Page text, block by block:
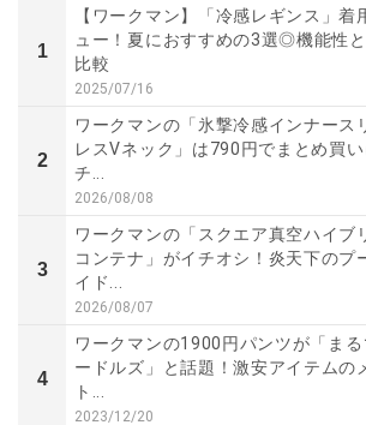
1
【ワークマン】「冷感レギンス」着
ュー！夏におすすめの3選◎機能性
比較
2025/07/16
2
ワークマンの「氷撃冷感インナース
レスVネック」は790円でまとめ買い
チ...
2026/08/08
3
ワークマンの「スクエア真空ハイブ
コンテナ」がイチオシ！炎天下のプ
イド...
2026/08/07
4
ワークマンの1900円パンツが「まる
ードルズ」と話題！激安アイテムの
ト...
2023/12/20